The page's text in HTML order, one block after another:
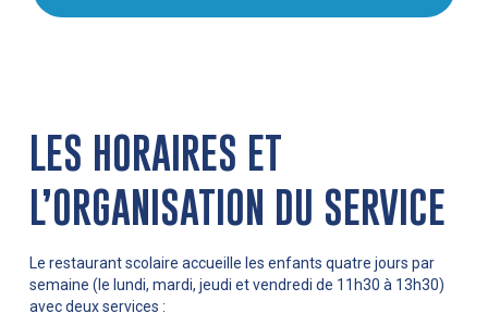
LES HORAIRES ET
L’ORGANISATION DU SERVICE
Le restaurant scolaire accueille les enfants quatre jours par
semaine (le lundi, mardi, jeudi et vendredi de 11h30 à 13h30)
avec deux services :